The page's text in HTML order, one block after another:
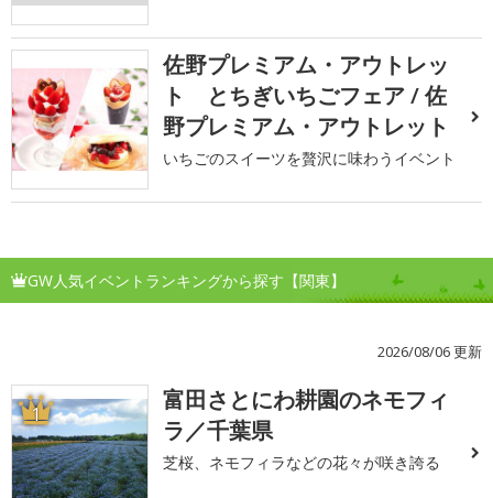
佐野プレミアム・アウトレッ
ト とちぎいちごフェア / 佐
野プレミアム・アウトレット
いちごのスイーツを贅沢に味わうイベント
GW人気イベントランキングから探す【関東】
2026/08/06 更新
1
富田さとにわ耕園のネモフィ
ラ／千葉県
芝桜、ネモフィラなどの花々が咲き誇る